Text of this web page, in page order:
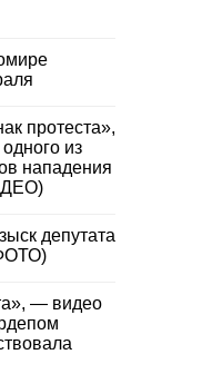
протеста»,
из
нападения
депутата
— видео